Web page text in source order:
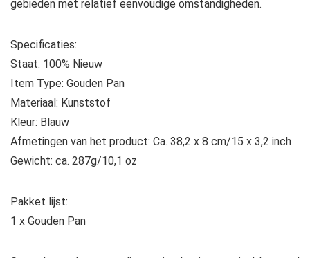
gebieden met relatief eenvoudige omstandigheden.
Specificaties:
Staat: 100% Nieuw
Item Type: Gouden Pan
Materiaal: Kunststof
Kleur: Blauw
Afmetingen van het product: Ca. 38,2 x 8 cm/15 x 3,2 inch
Gewicht: ca. 287g/10,1 oz
Pakket lijst:
1 x Gouden Pan